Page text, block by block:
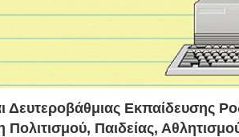
Δευτεροβάθμιας Εκπαίδευσης
Παιδείας,